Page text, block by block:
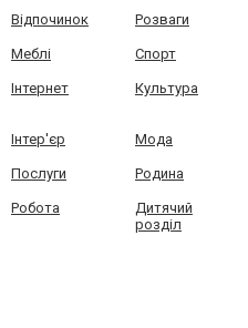
Відпочинок Розваги
Меблі Спорт
Інтернет Культура
Інтер'єр Мода
Послуги Родина
Робота
Дитячий
розділ